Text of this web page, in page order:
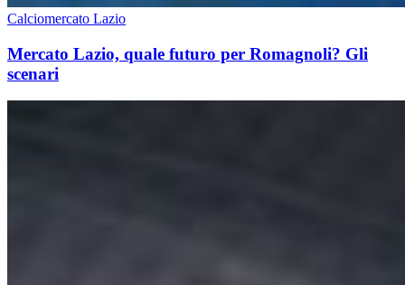
Calciomercato Lazio
Mercato Lazio, quale futuro per Romagnoli? Gli
scenari